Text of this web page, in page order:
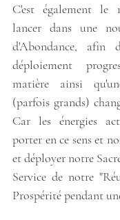
C'est également le
lancer dans une
d'Abondance, afin
déploiement
matière ainsi
(parfois grands)
Car les énergies
porter en ce sens et
et déployer notre
Service de notre
Prospérité pendant